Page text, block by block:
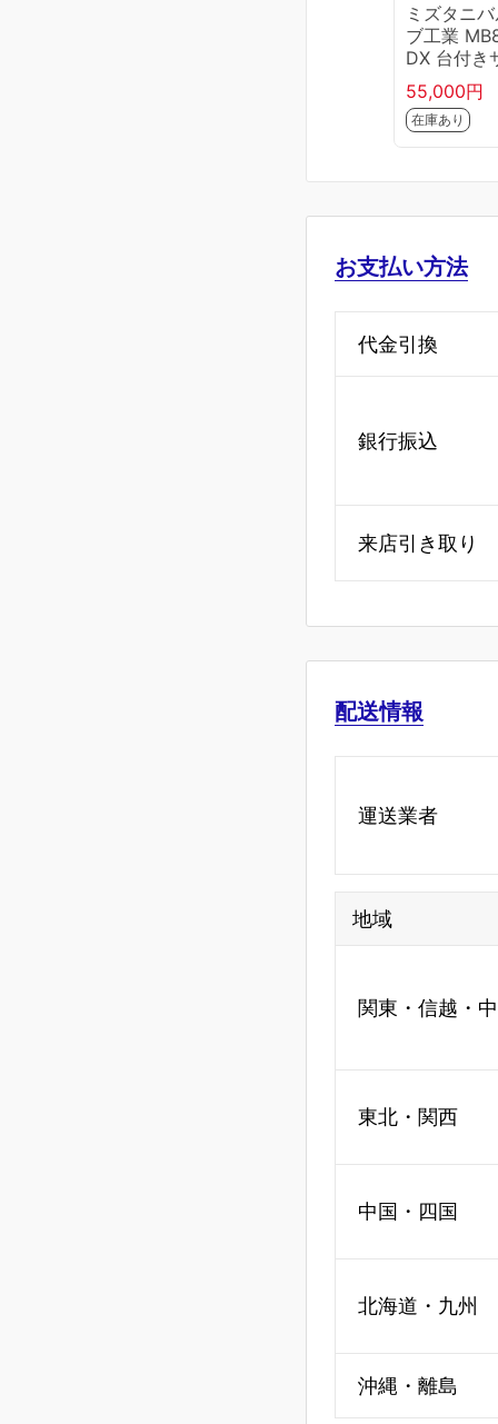
ミズタニ
ブ工業
DX 台付き
モ13
55,000円
在庫あり
お支払い方法
代金引換
銀行振込
来店引き取り
配送情報
運送業者
地域
関東・信越・
東北・関西
中国・四国
北海道・九州
沖縄・離島